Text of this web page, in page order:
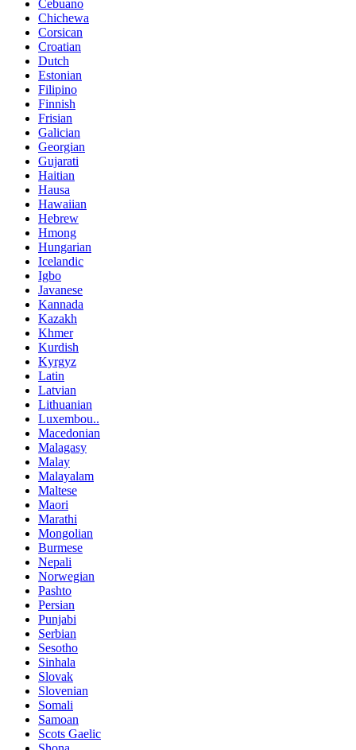
Cebuano
Chichewa
Corsican
Croatian
Dutch
Estonian
Filipino
Finnish
Frisian
Galician
Georgian
Gujarati
Haitian
Hausa
Hawaiian
Hebrew
Hmong
Hungarian
Icelandic
Igbo
Javanese
Kannada
Kazakh
Khmer
Kurdish
Kyrgyz
Latin
Latvian
Lithuanian
Luxembou..
Macedonian
Malagasy
Malay
Malayalam
Maltese
Maori
Marathi
Mongolian
Burmese
Nepali
Norwegian
Pashto
Persian
Punjabi
Serbian
Sesotho
Sinhala
Slovak
Slovenian
Somali
Samoan
Scots Gaelic